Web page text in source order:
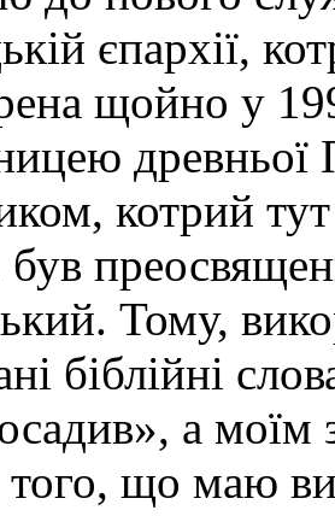
єпархії,
щойно у
древньої
котрий
був
Тому,
біблійні
а моїм
що маю